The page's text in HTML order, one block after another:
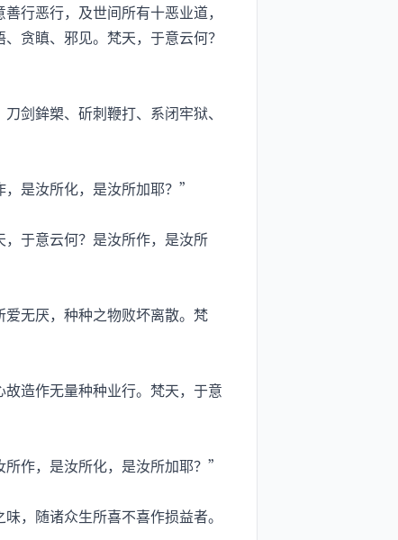
恶行，及世间所有十恶业道，
贪瞋、邪见。梵天，于意云何？
鉾槊、斫刺鞭打、系闭牢狱、
是汝所化，是汝所加耶？”
于意云何？是汝所作，是汝所
无厌，种种之物败坏离散。梵
造作无量种种业行。梵天，于意
作，是汝所化，是汝所加耶？”
随诸众生所喜不喜作损益者。